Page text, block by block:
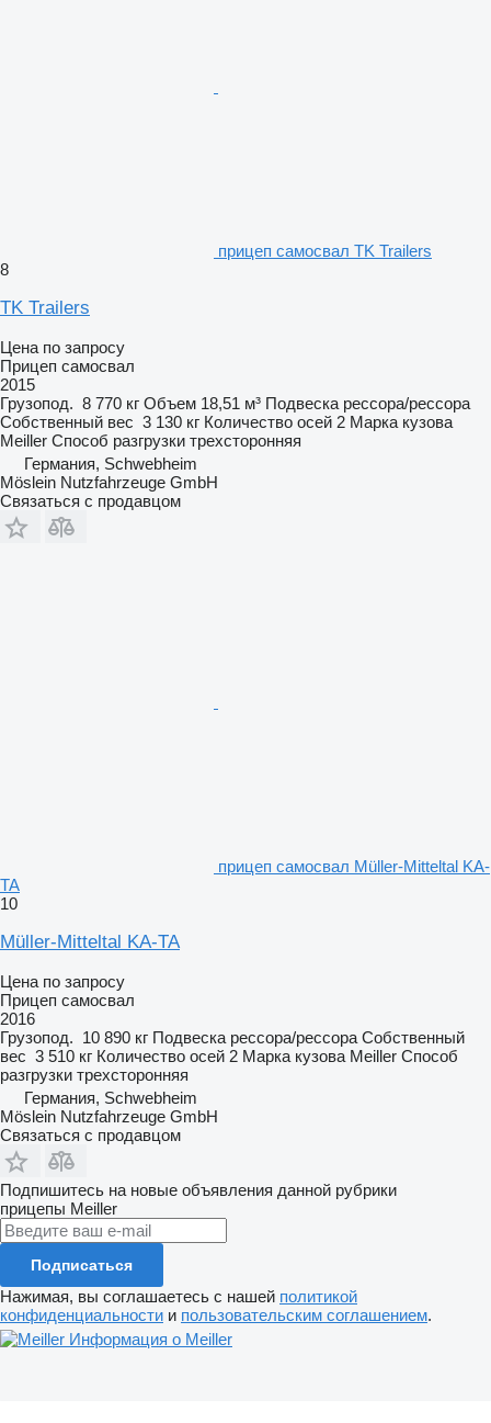
прицеп самосвал TK Trailers
8
TK Trailers
Цена по запросу
Прицеп самосвал
2015
Грузопод. 8 770 кг Объем 18,51 м³ Подвеска рессора/рессора
Собственный вес 3 130 кг Количество осей 2 Марка кузова
Meiller Способ разгрузки трехсторонняя
Германия, Schwebheim
Möslein Nutzfahrzeuge GmbH
Связаться с продавцом
прицеп самосвал Müller-Mitteltal KA-
TA
10
Müller-Mitteltal KA-TA
Цена по запросу
Прицеп самосвал
2016
Грузопод. 10 890 кг Подвеска рессора/рессора Собственный
вес 3 510 кг Количество осей 2 Марка кузова Meiller Способ
разгрузки трехсторонняя
Германия, Schwebheim
Möslein Nutzfahrzeuge GmbH
Связаться с продавцом
Подпишитесь на новые объявления данной рубрики
прицепы Meiller
Подписаться
Нажимая, вы соглашаетесь с нашей политикой
конфиденциальности и пользовательским соглашением.
Информация о Meiller